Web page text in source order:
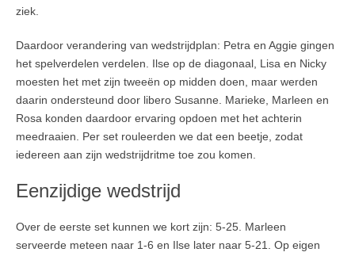
ziek.
Daardoor verandering van wedstrijdplan: Petra en Aggie gingen
het spelverdelen verdelen. Ilse op de diagonaal, Lisa en Nicky
moesten het met zijn tweeën op midden doen, maar werden
daarin ondersteund door libero Susanne. Marieke, Marleen en
Rosa konden daardoor ervaring opdoen met het achterin
meedraaien. Per set rouleerden we dat een beetje, zodat
iedereen aan zijn wedstrijdritme toe zou komen.
Eenzijdige wedstrijd
Over de eerste set kunnen we kort zijn: 5-25. Marleen
serveerde meteen naar 1-6 en Ilse later naar 5-21. Op eigen